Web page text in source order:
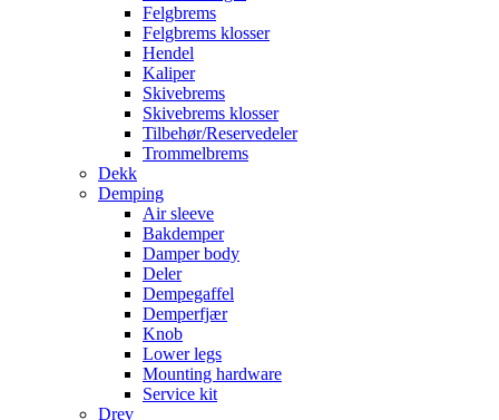
Felgbrems
Felgbrems klosser
Hendel
Kaliper
Skivebrems
Skivebrems klosser
Tilbehør/Reservedeler
Trommelbrems
Dekk
Demping
Air sleeve
Bakdemper
Damper body
Deler
Dempegaffel
Demperfjær
Knob
Lower legs
Mounting hardware
Service kit
Drev